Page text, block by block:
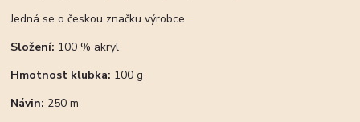
Jedná se o českou značku výrobce.
Složení: 100 % akryl
Hmotnost klubka: 100 g
Návin: 250 m